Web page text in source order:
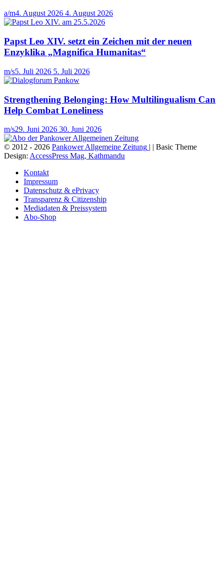
a/m4. August 2026 4. August 2026
Papst Leo XIV. setzt ein Zeichen mit der neuen
Enzyklika „Magnifica Humanitas“
m/s5. Juli 2026 5. Juli 2026
Strengthening Belonging: How Multilingualism Can
Help Combat Loneliness
m/s29. Juni 2026 30. Juni 2026
© 2012 - 2026 Pankower Allgemeine Zeitung | | Basic Theme
Design: AccessPress Mag, Kathmandu
Kontakt
Impressum
Datenschutz & ePrivacy
Transparenz & Citizenship
Mediadaten & Preissystem
Abo-Shop